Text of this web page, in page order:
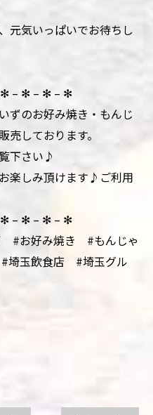
元気いっぱいでお待ちし
– ✻ – ✻ – ✻
ずのお好み焼き・もんじ
しております。
下さい♪
楽しみ頂けます♪ご利用
– ✻ – ✻ – ✻
#お好み焼き #もんじゃ
玉飲食店 #埼玉グル